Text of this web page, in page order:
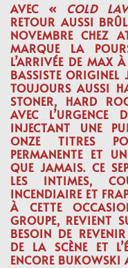
AVEC « COLD
RETOUR AUSSI
NOVEMBRE CHEZ
MARQUE LA
L’ARRIVÉE DE MAX À
BASSISTE ORIGINEL
TOUJOURS AUSSI
STONER, HARD
AVEC
INJECTANT UNE
ONZE TITRES
PERMANENTE ET
QUE JAMAIS. CE
LES INTIMES,
INCENDIAIRE ET
À CETTE
GROUPE, REVIENT
BESOIN DE REVENIR
DE LA SCÈNE ET
ENCORE BUKOWSKI